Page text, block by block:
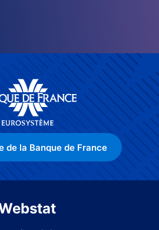
de la Banque de France